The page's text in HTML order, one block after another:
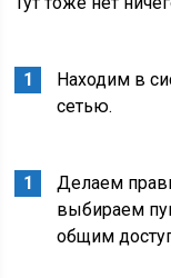
Находим в
сетью.
Делаем
выбираем
общим